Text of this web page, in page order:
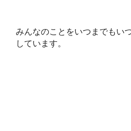
みんなのことをいつまでもい
しています。